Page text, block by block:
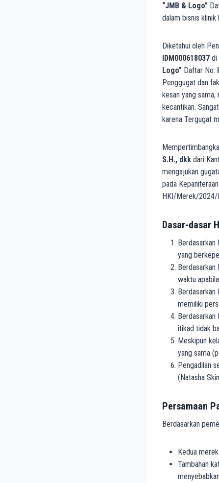
“JMB & Logo”
dalam bisnis
Diketahui oleh
IDM000618037 di
Logo” Daftar No.
Penggugat dan
kesan yang sama,
kecantikan.
karena Tergugat
S.H., dkk dari
mengajukan
pada
HKI/Merek/2024/
Dasar-dasar
Berdasarkan
yang
Berdasarkan
waktu
Berdasarkan
memiliki
Berdasarkan
itikad tidak
Meskipun
yang sama
Pengadilan
(Natasha
Persamaan
Berdasarkan
Kedua
Tambahan